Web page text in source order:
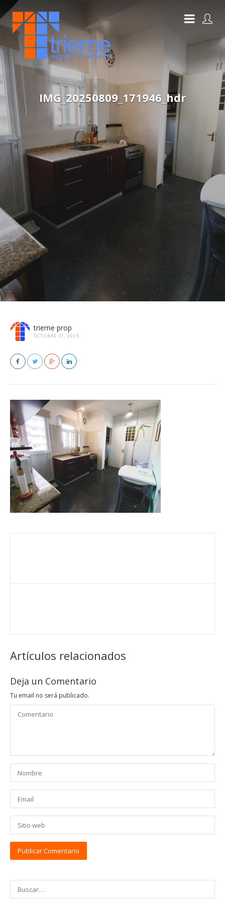
IMG_20250809_171946_hdr
trieme prop
OCTUBRE 31, 2025
Artículos relacionados
Deja un Comentario
Tu email no será publicado.